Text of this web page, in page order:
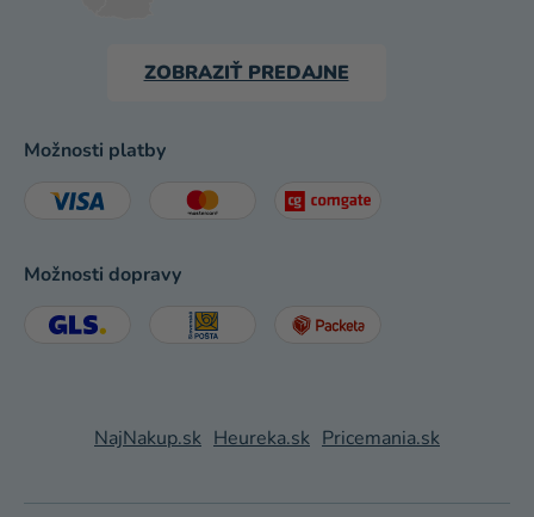
ZOBRAZIŤ PREDAJNE
Možnosti platby
Možnosti dopravy
NajNakup.sk Heureka.sk Pricemania.sk